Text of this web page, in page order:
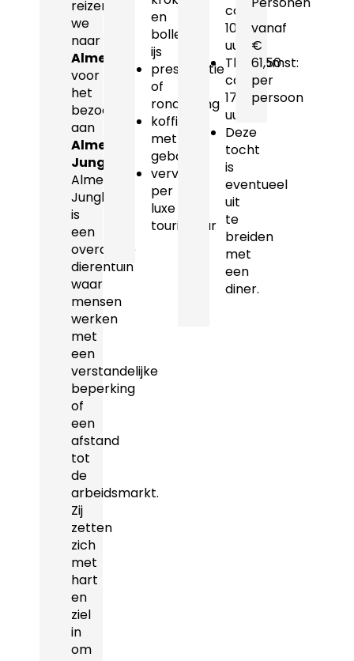
reizen
we
naar
Almere
voor
het
bezoek
aan
Almere
Jungle
Almere
Jungle
is
een
overdekte
dierentuin
waar
mensen
werken
met
een
verstandelijke
beperking
of
een
afstand
tot
de
arbeidsmarkt.
Zij
zetten
zich
met
hart
en
ziel
in
om
en
bolletje
ijs
presentatie
of
rondleiding
koffie
met
gebak
vervoer
per
luxe
touringcar
ca.
10.15
uur
Thuiskomst:
ca.
17.00
uur
Deze
tocht
is
eventueel
uit
te
breiden
met
een
diner.
vanaf
€
61,50
per
persoon